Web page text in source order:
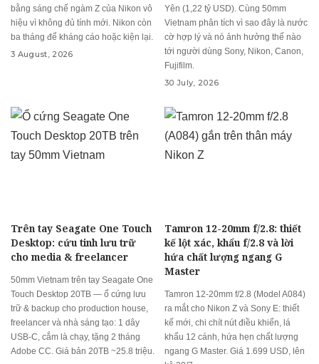
bằng sáng chế ngàm Z của Nikon vô
hiệu vì không đủ tính mới. Nikon còn
ba tháng để kháng cáo hoặc kiện lại.
3 August, 2026
Yên (1,22 tỷ USD). Cùng 50mm
Vietnam phân tích vì sao đây là nước
cờ hợp lý và nó ảnh hưởng thế nào
tới người dùng Sony, Nikon, Canon,
Fujifilm.
30 July, 2026
Trên tay Seagate One Touch
Desktop: cứu tinh lưu trữ
cho media & freelancer
50mm Vietnam trên tay Seagate One
Touch Desktop 20TB — ổ cứng lưu
trữ & backup cho production house,
freelancer và nhà sáng tạo: 1 dây
USB-C, cắm là chạy, tặng 2 tháng
Adobe CC. Giá bản 20TB ~25.8 triệu.
Tamron 12-20mm f/2.8: thiết
kế lột xác, khẩu f/2.8 và lời
hứa chất lượng ngang G
Master
Tamron 12-20mm f/2.8 (Model A084)
ra mắt cho Nikon Z và Sony E: thiết
kế mới, chi chít nút điều khiển, lá
khẩu 12 cánh, hứa hẹn chất lượng
ngang G Master. Giá 1.699 USD, lên